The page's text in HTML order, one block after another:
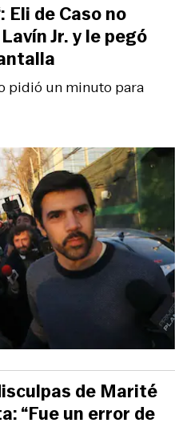
pidió un minuto para
Eli de Caso no
Jr. y le pegó
de Marité
“Fue un error de